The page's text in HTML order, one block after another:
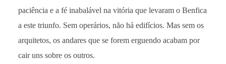
paciência e a fé inabalável na vitória que levaram o Benfica
a este triunfo. Sem operários, não há edifícios. Mas sem os
arquitetos, os andares que se forem erguendo acabam por
cair uns sobre os outros.